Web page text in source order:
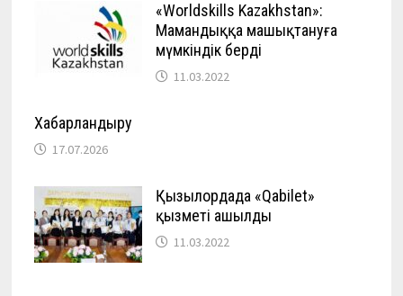
«Worldskills Kazakhstan»:
Мамандыққа машықтануға
мүмкіндік берді
11.03.2022
Хабарландыру
17.07.2026
Қызылордада «Qabilet»
қызметі ашылды
11.03.2022